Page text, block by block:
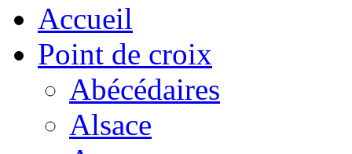
Accueil
Point de croix
Abécédaires
Alsace